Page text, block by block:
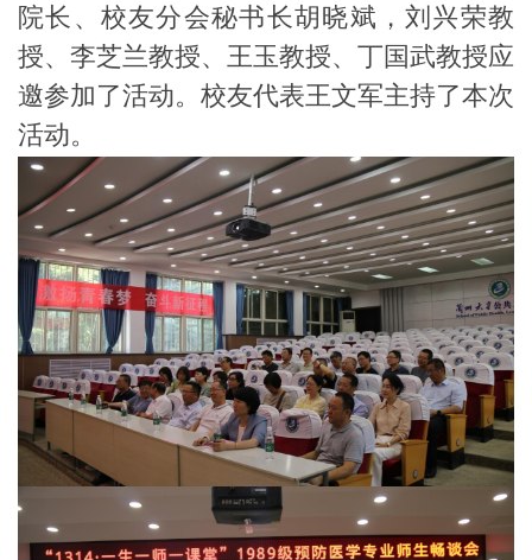
院长、校友分会秘书长胡晓斌，刘兴荣教
授、李芝兰教授、王玉教授、丁国武教授应
邀参加了活动。校友代表王文军主持了本次
活动。